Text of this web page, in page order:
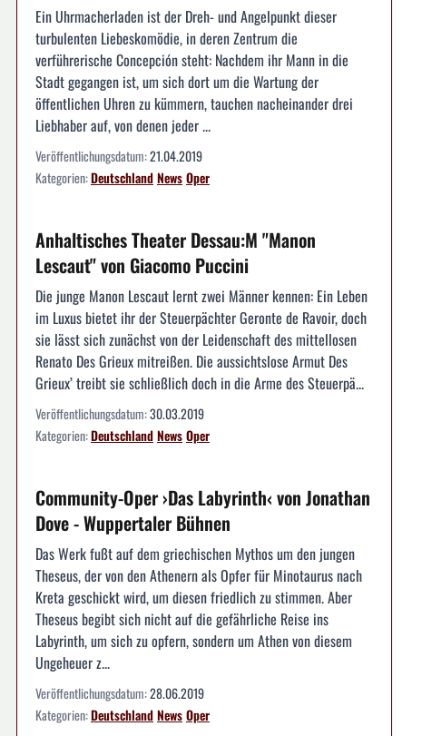
Ein Uhrmacherladen ist der Dreh- und Angelpunkt dieser
turbulenten Liebeskomödie, in deren Zentrum die
verführerische Concepción steht: Nachdem ihr Mann in die
Stadt gegangen ist, um sich dort um die Wartung der
öffentlichen Uhren zu kümmern, tauchen nacheinander drei
Liebhaber auf, von denen jeder ...
Veröffentlichungsdatum:21.04.2019
Kategorien:DeutschlandNewsOper
Anhaltisches Theater Dessau:M "Manon
Lescaut" von Giacomo Puccini
Die junge Manon Lescaut lernt zwei Männer kennen: Ein Leben
im Luxus bietet ihr der Steuerpächter Geronte de Ravoir, doch
sie lässt sich zunächst von der Leidenschaft des mittellosen
Renato Des Grieux mitreißen. Die aussichtslose Armut Des
Grieux’ treibt sie schließlich doch in die Arme des Steuerpä...
Veröffentlichungsdatum:30.03.2019
Kategorien:DeutschlandNewsOper
Community-Oper ›Das Labyrinth‹ von Jonathan
Dove - Wuppertaler Bühnen
Das Werk fußt auf dem griechischen Mythos um den jungen
Theseus, der von den Athenern als Opfer für Minotaurus nach
Kreta geschickt wird, um diesen friedlich zu stimmen. Aber
Theseus begibt sich nicht auf die gefährliche Reise ins
Labyrinth, um sich zu opfern, sondern um Athen von diesem
Ungeheuer z...
Veröffentlichungsdatum:28.06.2019
Kategorien:DeutschlandNewsOper